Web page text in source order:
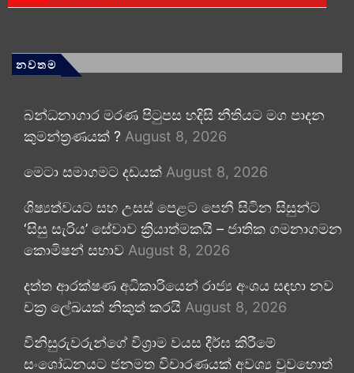
නවතම
බන්ධනාගාර මරණ පිටුපස හදිසි නීතියට මග පාදන
කුමන්ත්‍රණයක් ? August 8, 2026
මෙටා සමාගමට දඩයක් August 8, 2026
ශිෂ්‍යත්වයට සහ උසස් පෙළට පෙනී සිටින සිසුන්ට
‘සිසු සැරිය’ සේවාව ක්‍රියාත්මකයි – ජාතික ගමනාගමන
කොමිෂන් සභාව August 8, 2026
දත්ත ආරක්ෂණ අධිකාරියෙන් රාජ්‍ය අංශය සඳහා නව
චක්‍ර ලේඛයක් නිකුත් කරයි August 8, 2026
විනිසුරුවරුන්ගේ විශ්‍රාම වයස දීර්ඝ කිරීමේ
සංශෝධනයට ජනමත විචාරණයක් අවශ්‍ය වුවහොත්